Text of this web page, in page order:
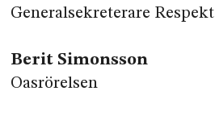
Generalsekreterare Respekt
Berit Simonsson
Oasrörelsen